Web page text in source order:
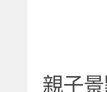
親子